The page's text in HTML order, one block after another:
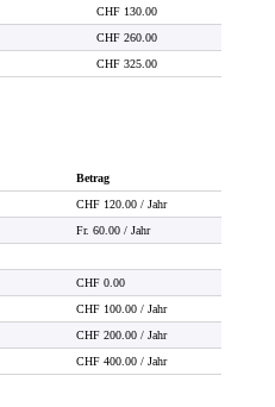
CHF 130.00
CHF 260.00
CHF 325.00
Betrag
CHF 120.00 / Jahr
Fr. 60.00 / Jahr
CHF 0.00
CHF 100.00 / Jahr
CHF 200.00 / Jahr
CHF 400.00 / Jahr